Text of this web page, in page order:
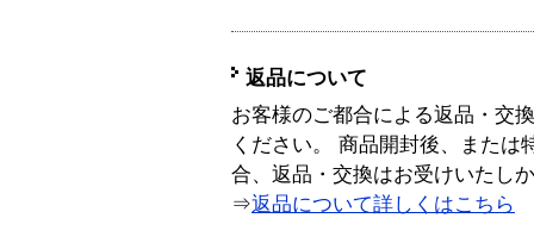
返品について
お客様のご都合による返品・交
ください。 商品開封後、または
合、返品・交換はお受けいたし
⇒返品について詳しくはこちら